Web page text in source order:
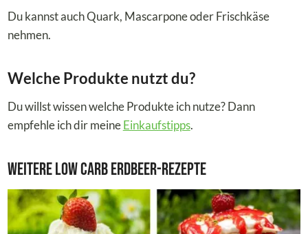
Du kannst auch Quark, Mascarpone oder Frischkäse
nehmen.
Welche Produkte nutzt du?
Du willst wissen welche Produkte ich nutze? Dann
empfehle ich dir meineEinkaufstipps.
Weitere Low Carb Erdbeer-Rezepte